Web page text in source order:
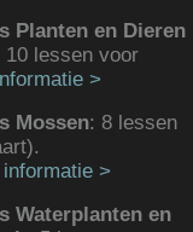
Planten en Dieren
10 lessen voor
>
Mossen: 8 lessen
>
Waterplanten en